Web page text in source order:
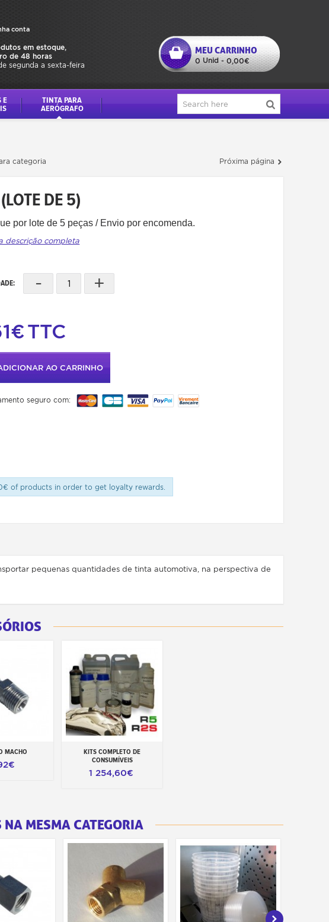
MEU CARRINHO
0 Unid - 0,00€
conta
em estoque,
de 48 horas
segunda a sexta-feira
E
TINTA PARA
AERÓGRAFO
Próxima página
categoria
DE 5)
por lote de 5 peças / Envio por encomenda.
descrição completa
- +
TTC
AO CARRINHO
seguro com:
of products in order to get loyalty rewards.
pequenas quantidades de tinta automotiva, na perspectiva de
carrinho
MACHO Adicionar ao carrinho
KITS COMPLETO DE
CONSUMÍVEIS
1 254,60€
MESMA CATEGORIA